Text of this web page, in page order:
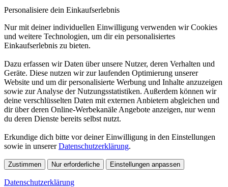
Personalisiere dein Einkaufserlebnis
Nur mit deiner individuellen Einwilligung verwenden wir Cookies
und weitere Technologien, um dir ein personalisiertes
Einkaufserlebnis zu bieten.
Dazu erfassen wir Daten über unsere Nutzer, deren Verhalten und
Geräte. Diese nutzen wir zur laufenden Optimierung unserer
Website und um dir personalisierte Werbung und Inhalte anzuzeigen
sowie zur Analyse der Nutzungsstatistiken. Außerdem können wir
deine verschlüsselten Daten mit externen Anbietern abgleichen und
dir über deren Online-Werbekanäle Angebote anzeigen, nur wenn
du deren Dienste bereits selbst nutzt.
Erkundige dich bitte vor deiner Einwilligung in den Einstellungen
sowie in unsererDatenschutzerklärung.
Zustimmen Nur erforderliche Einstellungen anpassen
Datenschutzerklärung